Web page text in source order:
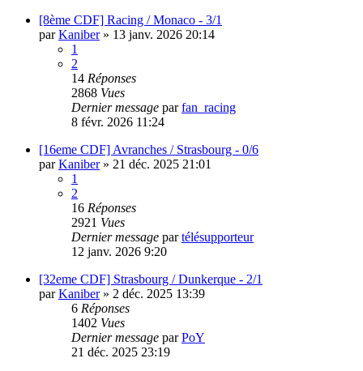
[8ème CDF] Racing / Monaco - 3/1
parKaniber» 13 janv. 2026 20:14
1
2
14 Réponses
2868 Vues
Dernier message parfan_racing
8 févr. 2026 11:24
[16eme CDF] Avranches / Strasbourg - 0/6
parKaniber» 21 déc. 2025 21:01
1
2
16 Réponses
2921 Vues
Dernier message partélésupporteur
12 janv. 2026 9:20
[32eme CDF] Strasbourg / Dunkerque - 2/1
parKaniber» 2 déc. 2025 13:39
6 Réponses
1402 Vues
Dernier message parPoY
21 déc. 2025 23:19